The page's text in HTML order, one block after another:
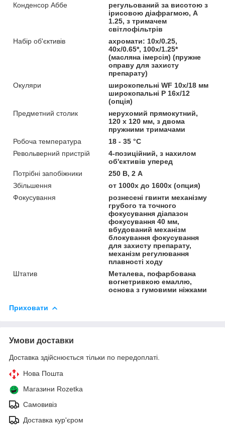
Конденсор Аббе
регульований за висотою з
ірисовою діафрагмою, A
1.25, з тримачем
світлофільтрів
Набір об'єктивів
ахромати: 10x/0.25,
40x/0.65*, 100x/1.25*
(масляна імерсія) (пружне
оправу для захисту
препарату)
Окуляри
широкопельні WF 10х/18 мм
широкопальні P 16х/12
(опція)
Предметний столик
нерухомий прямокутний,
120 х 120 мм, з двома
пружними тримачами
Робоча температура
18 - 35 °C
Револьверний пристрій
4-позиційний, з нахилом
об'єктивів уперед
Потрібні запобіжники
250 В, 2 A
Збільшення
от 1000x до 1600x (опция)
Фокусування
рознесені гвинти механізму
грубого та точного
фокусування діапазон
фокусування 40 мм,
вбудований механізм
блокування фокусування
для захисту препарату,
механізм регулювання
плавності ходу
Штатив
Металева, пофарбована
вогнетривкою емаллю,
основа з гумовими ніжками
Приховати
Умови доставки
Доставка здійснюється тільки по передоплаті.
Нова Пошта
Магазини Rozetka
Самовивіз
Доставка кур'єром